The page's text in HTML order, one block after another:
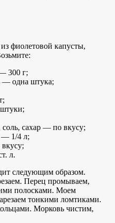
фиолетовой капусты,
300 г;
— одна штука;
сахар — по вкусу;
— 1/4 л;
л.
следующим образом.
Перец промываем,
полосками. Моем
тонкими ломтиками.
Морковь чистим,